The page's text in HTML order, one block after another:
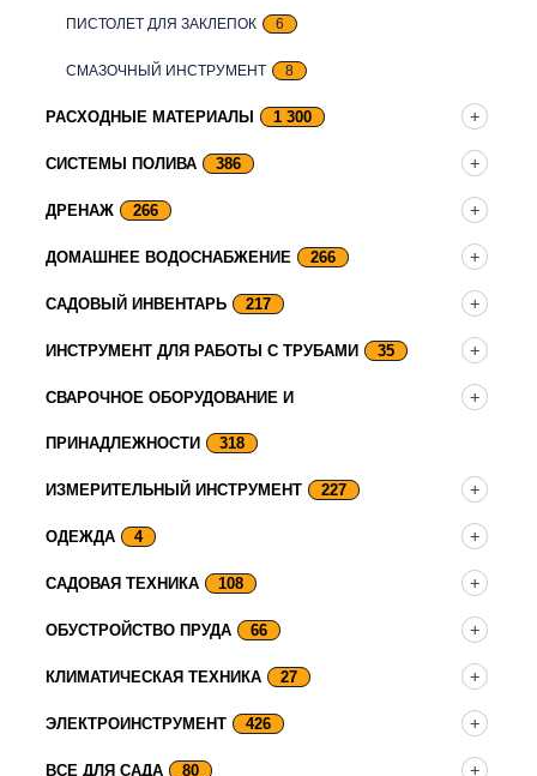
ПИСТОЛЕТ ДЛЯ ЗАКЛЕПОК 6
СМАЗОЧНЫЙ ИНСТРУМЕНТ 8
РАСХОДНЫЕ МАТЕРИАЛЫ 1 300
СИСТЕМЫ ПОЛИВА 386
ДРЕНАЖ 266
ДОМАШНЕЕ ВОДОСНАБЖЕНИЕ 266
САДОВЫЙ ИНВЕНТАРЬ 217
ИНСТРУМЕНТ ДЛЯ РАБОТЫ С ТРУБАМИ 35
СВАРОЧНОЕ ОБОРУДОВАНИЕ И
ПРИНАДЛЕЖНОСТИ 318
ИЗМЕРИТЕЛЬНЫЙ ИНСТРУМЕНТ 227
ОДЕЖДА 4
САДОВАЯ ТЕХНИКА 108
ОБУСТРОЙСТВО ПРУДА 66
КЛИМАТИЧЕСКАЯ ТЕХНИКА 27
ЭЛЕКТРОИНСТРУМЕНТ 426
ВСЕ ДЛЯ САДА 80